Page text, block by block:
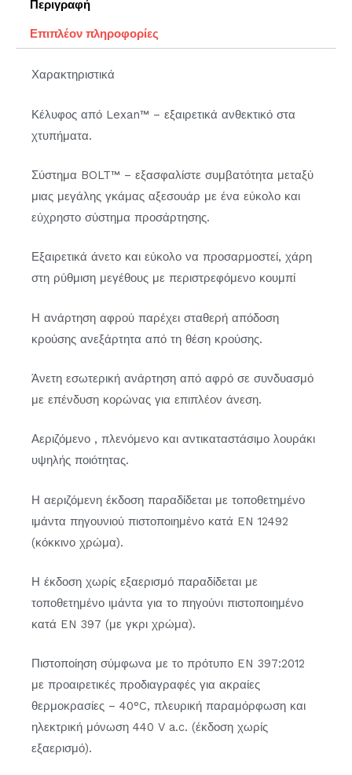
Περιγραφή
Επιπλέον πληροφορίες
Χαρακτηριστικά
Κέλυφος από Lexan™ – εξαιρετικά ανθεκτικό στα
χτυπήματα.
Σύστημα BOLT™ – εξασφαλίστε συμβατότητα μεταξύ
μιας μεγάλης γκάμας αξεσουάρ με ένα εύκολο και
εύχρηστο σύστημα προσάρτησης.
Εξαιρετικά άνετο και εύκολο να προσαρμοστεί, χάρη
στη ρύθμιση μεγέθους με περιστρεφόμενο κουμπί
Η ανάρτηση αφρού παρέχει σταθερή απόδοση
κρούσης ανεξάρτητα από τη θέση κρούσης.
Άνετη εσωτερική ανάρτηση από αφρό σε συνδυασμό
με επένδυση κορώνας για επιπλέον άνεση.
Αεριζόμενο , πλενόμενο και αντικαταστάσιμο λουράκι
υψηλής ποιότητας.
Η αεριζόμενη έκδοση παραδίδεται με τοποθετημένο
ιμάντα πηγουνιού πιστοποιημένο κατά EN 12492
(κόκκινο χρώμα).
Η έκδοση χωρίς εξαερισμό παραδίδεται με
τοποθετημένο ιμάντα για το πηγούνι πιστοποιημένο
κατά EN 397 (με γκρι χρώμα).
Πιστοποίηση σύμφωνα με το πρότυπο EN 397:2012
με προαιρετικές προδιαγραφές για ακραίες
θερμοκρασίες – 40°C, πλευρική παραμόρφωση και
ηλεκτρική μόνωση 440 V a.c. (έκδοση χωρίς
εξαερισμό).